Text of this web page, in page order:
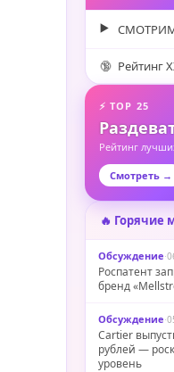
▶️
🔞 Рейтинг
⚡ TOP 25
Рейтинг
Смотреть →
🔥 Горячие
Обсуждение·
Роспатент
бренд
Обсуждение·
Cartier
рублей —
уровень